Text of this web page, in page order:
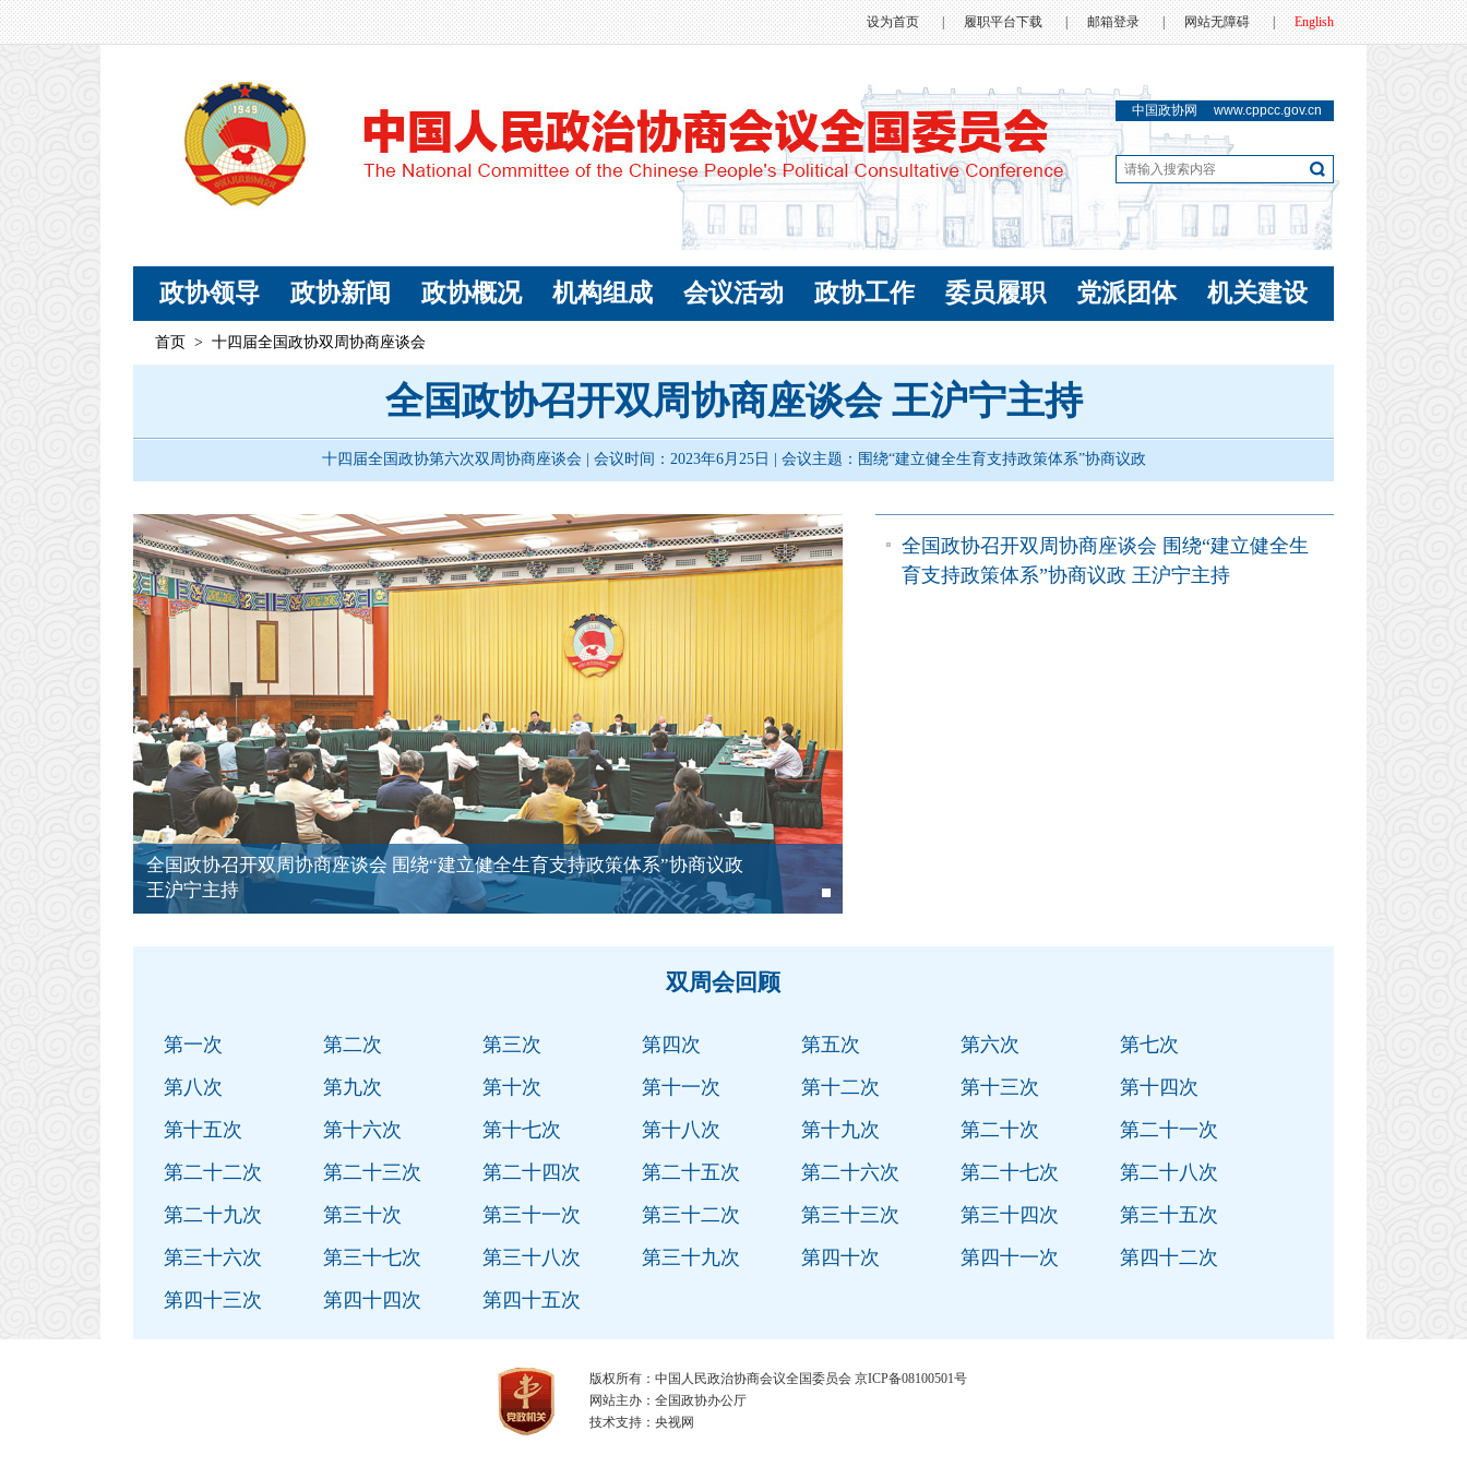
设为首页 履职平台下载 | 邮箱登录 网站无障碍 | English
中国政协网 www.cppcc.gov.cn
政协领导 政协新闻 政协概况 机构组成 会议活动 政协工作 委员履职 党派团体 机关建设
首页 > 十四届全国政协双周协商座谈会
全国政协召开双周协商座谈会 王沪宁主持
十四届全国政协第六次双周协商座谈会 | 会议时间：2023年6月25日 | 会议主题：围绕“建立健全生育支持政策体系”协商议政
全国政协召开双周协商座谈会 围绕“建立健全生育支持政策体系”协商议政
王沪宁主持
全国政协召开双周协商座谈会 围绕“建立健全生
育支持政策体系”协商议政 王沪宁主持
双周会回顾
第一次 第二次 第三次 第四次 第五次 第六次
第七次
第八次
第九次 第十次 第十一次 第十二次 第十三次
第十四次
第十五次
第十六次 第十七次 第十八次 第十九次 第二十次
第二十一次
第二十二次
第二十三次 第二十四次 第二十五次 第二十六次 第二十七次
第二十八次
第二十九次
第三十次 第三十一次 第三十二次 第三十三次 第三十四次
第三十五次
第三十六次
第三十七次 第三十八次 第三十九次 第四十次 第四十一次
第四十二次
第四十三次
第四十四次 第四十五次
版权所有：中国人民政治协商会议全国委员会 京ICP备08100501号
网站主办：全国政协办公厅
技术支持：央视网